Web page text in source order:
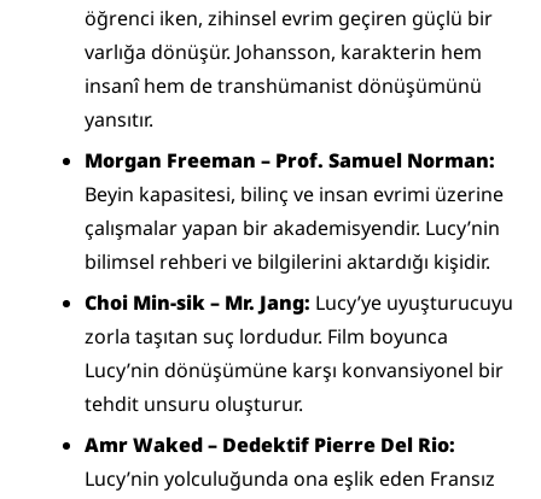
öğrenci iken, zihinsel evrim geçiren güçlü bir
varlığa dönüşür. Johansson, karakterin hem
insanî hem de transhümanist dönüşümünü
yansıtır.
Morgan Freeman – Prof. Samuel Norman:
Beyin kapasitesi, bilinç ve insan evrimi üzerine
çalışmalar yapan bir akademisyendir. Lucy’nin
bilimsel rehberi ve bilgilerini aktardığı kişidir.
Choi Min-sik – Mr. Jang: Lucy’ye uyuşturucuyu
zorla taşıtan suç lordudur. Film boyunca
Lucy’nin dönüşümüne karşı konvansiyonel bir
tehdit unsuru oluşturur.
Amr Waked – Dedektif Pierre Del Rio:
Lucy’nin yolculuğunda ona eşlik eden Fransız